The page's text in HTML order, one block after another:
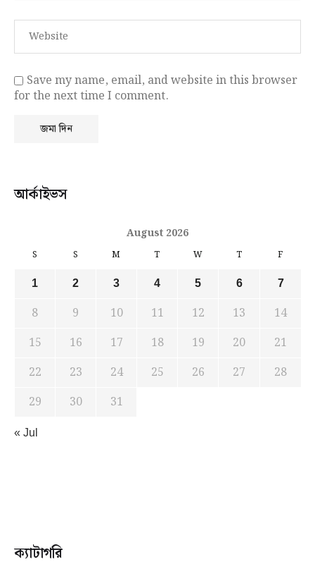
Save my name, email, and website in this browser
for the next time I comment.
আর্কাইভস
August 2026
S S M T W T F
1 2 3 4 5 6 7
8 9 10 11 12 13
14
15
16 17 18 19 20
21
22
23 24 25 26 27
28
29
30 31
« Jul
ক্যাটাগরি